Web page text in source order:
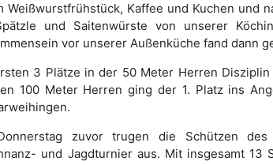
Weißwurstfrühstück, Kaffee und Kuchen und
und Saitenwürste von unserer
vor unserer Außenküche fand dann
3 Plätze in der 50 Meter Herren
100 Meter Herren ging der 1. Platz ins
zuvor trugen die Schützen
und Jagdturnier aus. Mit insgesamt